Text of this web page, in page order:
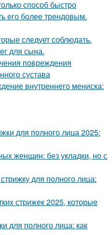
способ быстро
его более трендовым.
следует соблюдать.
для сына.
повреждения
сустава
внутреннего мениска:
для полного лица 2025:
женщин: без укладки, но с
для полного лица:
стрижек 2025, которые
для полного лица: как